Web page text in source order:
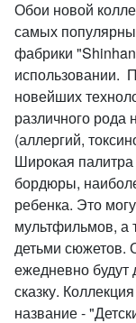
Обои новой
самых
фабрики
использовании.
новейших
различного рода
(аллергий,
Широкая палитра
бордюры,
ребенка. Это
мультфильмов,
детьми сюжетов.
ежедневно
сказку.
название -